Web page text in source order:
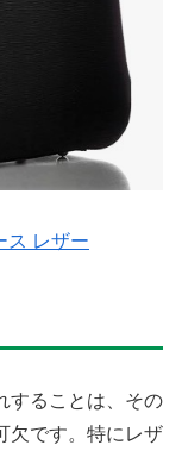
ス レザー
することは、その
欠です。特にレザ